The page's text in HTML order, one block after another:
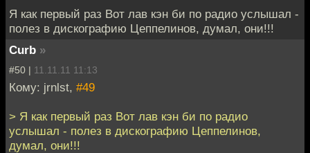
Я как первый раз Вот лав кэн би по радио услышал -
полез в дискографию Цеппелинов, думал, они!!!
Curb »
#50 | 11.11.11 11:13
Кому: jrnlst, #49
> Я как первый раз Вот лав кэн би по радио
услышал - полез в дискографию Цеппелинов,
думал, они!!!